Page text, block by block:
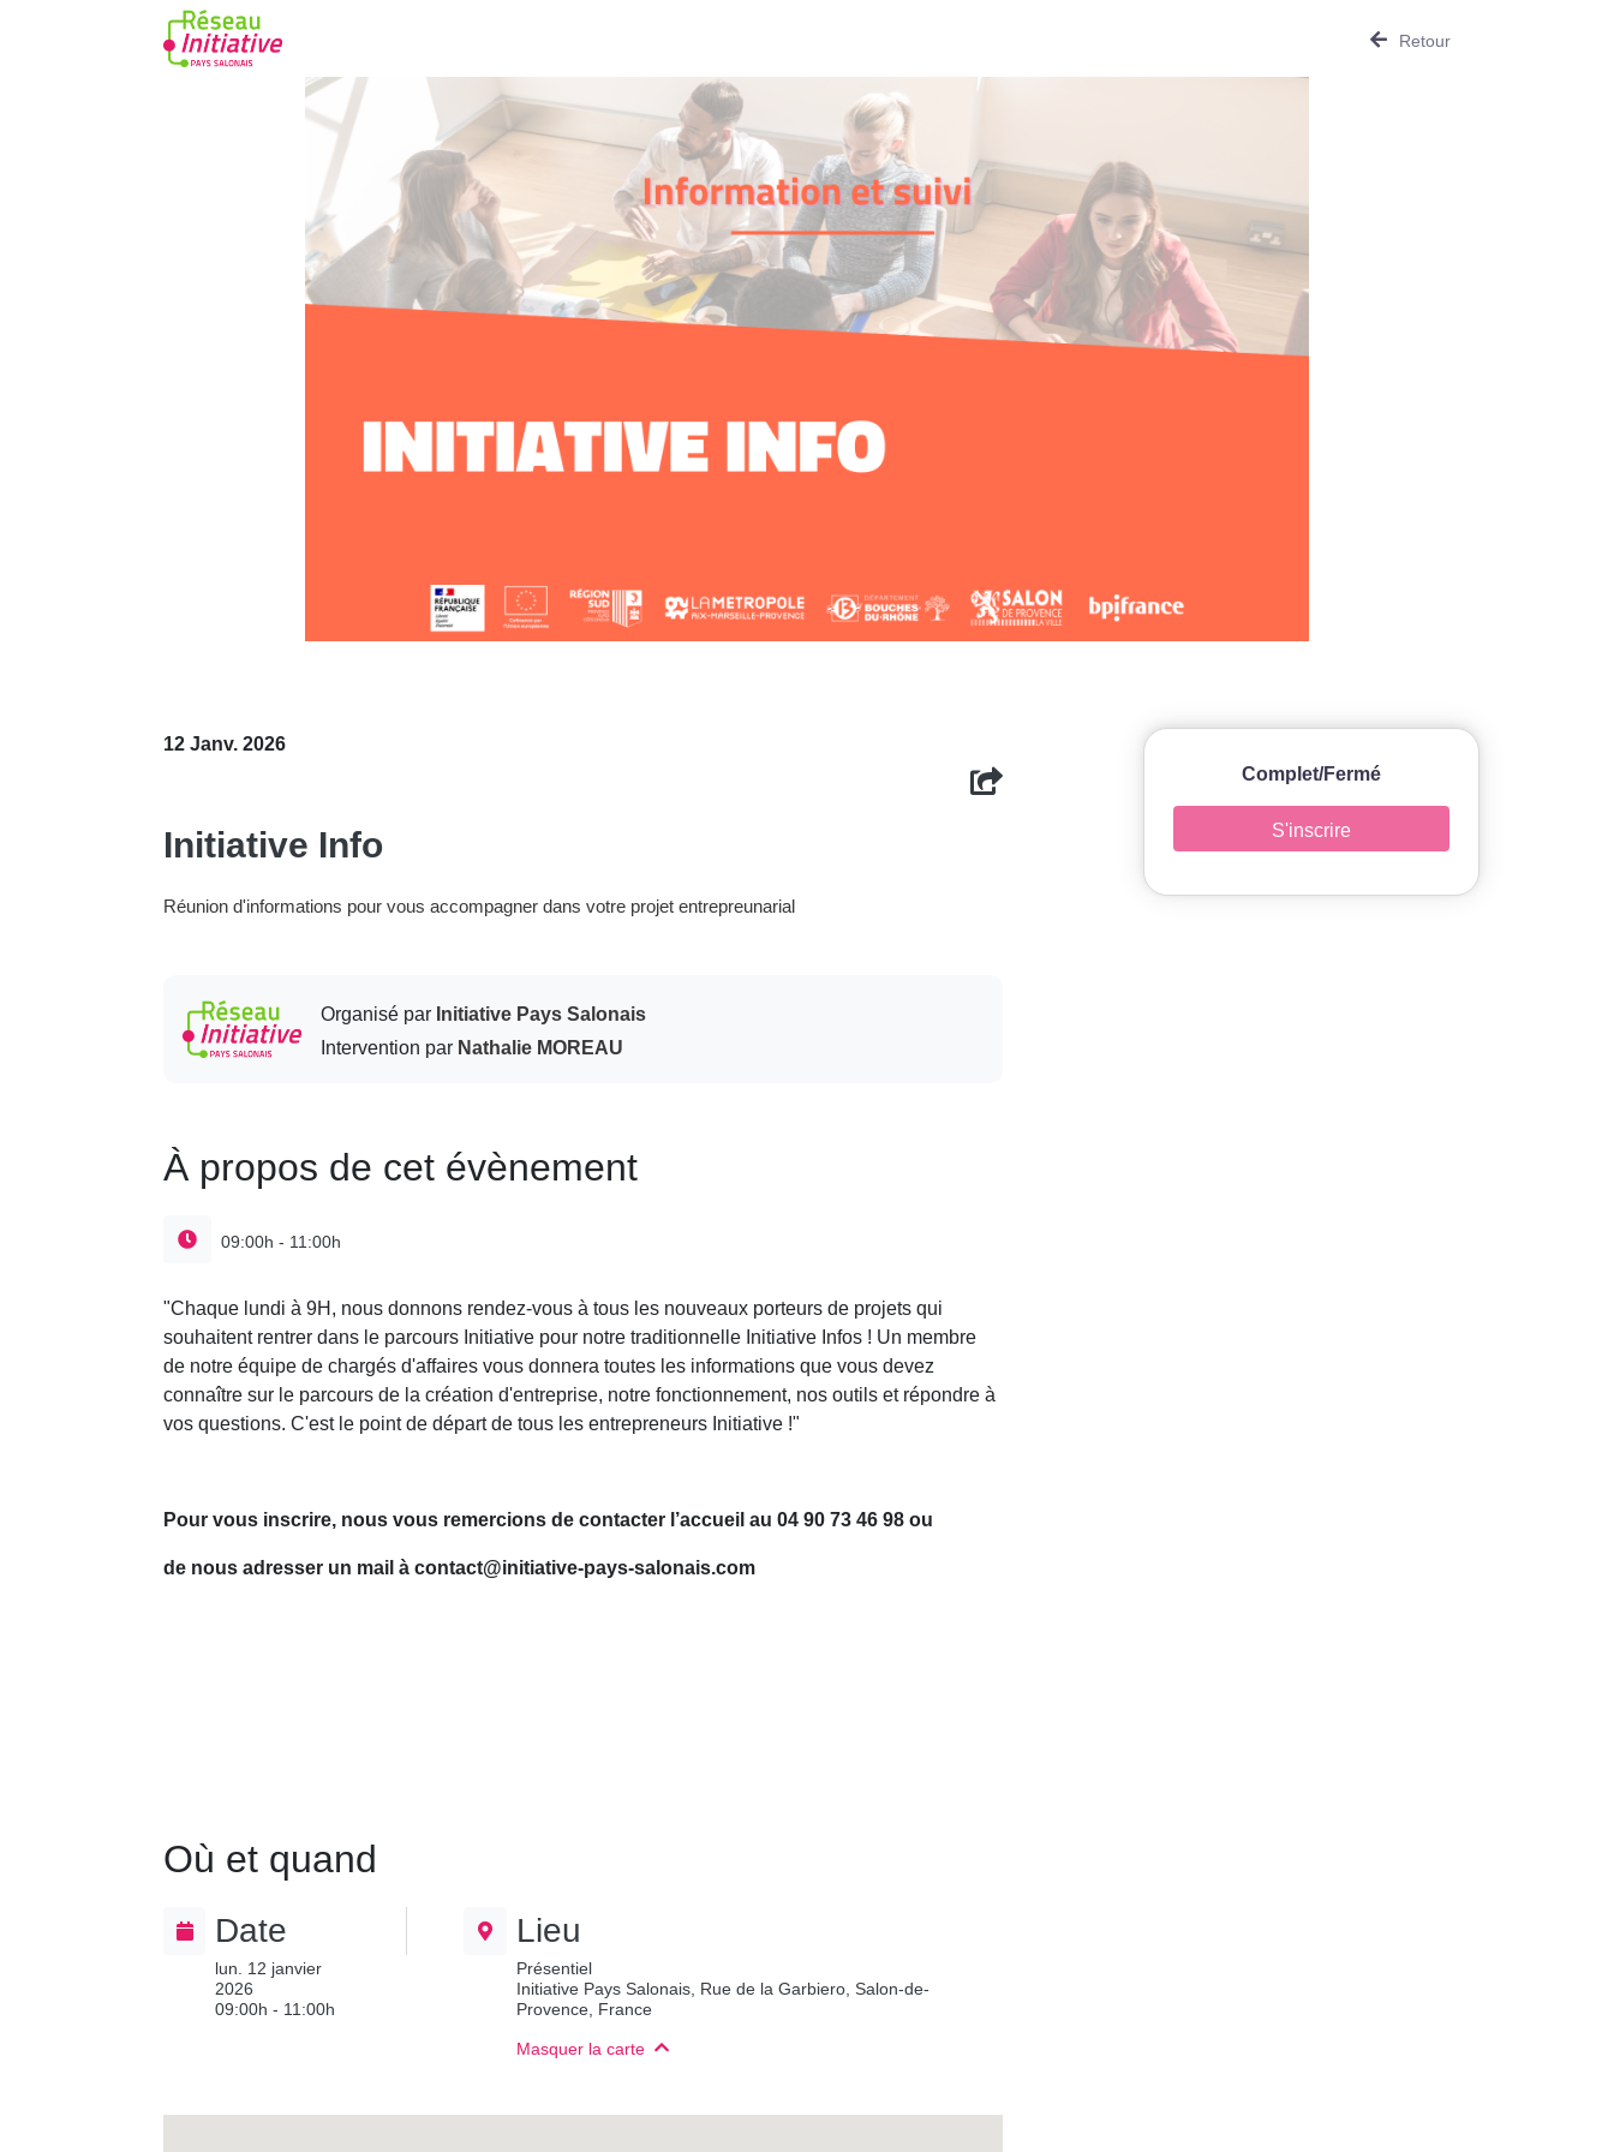
Retour
12 Janv. 2026
Initiative Info
Réunion d'informations pour vous accompagner dans votre projet entrepreunarial
Organisé parInitiative Pays Salonais
Intervention parNathalie MOREAU
À propos de cet évènement
09:00h - 11:00h
"Chaque lundi à 9H, nous donnons rendez-vous à tous les nouveaux porteurs de projets qui
souhaitent rentrer dans le parcours Initiative pour notre traditionnelle Initiative Infos ! Un membre
de notre équipe de chargés d'affaires vous donnera toutes les informations que vous devez
connaître sur le parcours de la création d'entreprise, notre fonctionnement, nos outils et répondre à
vos questions. C'est le point de départ de tous les entrepreneurs Initiative !"
Pour vous inscrire, nous vous remercions de contacter l’accueil au 04 90 73 46 98 ou
de nous adresser un mail à contact@initiative-pays-salonais.com
Où et quand
Date
lun. 12 janvier
2026
09:00h - 11:00h
Lieu
Présentiel
Initiative Pays Salonais, Rue de la Garbiero, Salon-de-
Provence, France
Masquer la carte
Complet/Fermé
S'inscrire